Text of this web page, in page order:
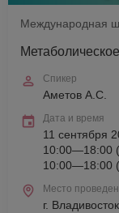
Международная
Спикер
Аметов А.С.
Дата и время
11 сентября
10:00—18:00
10:00—18:00
Место
г.